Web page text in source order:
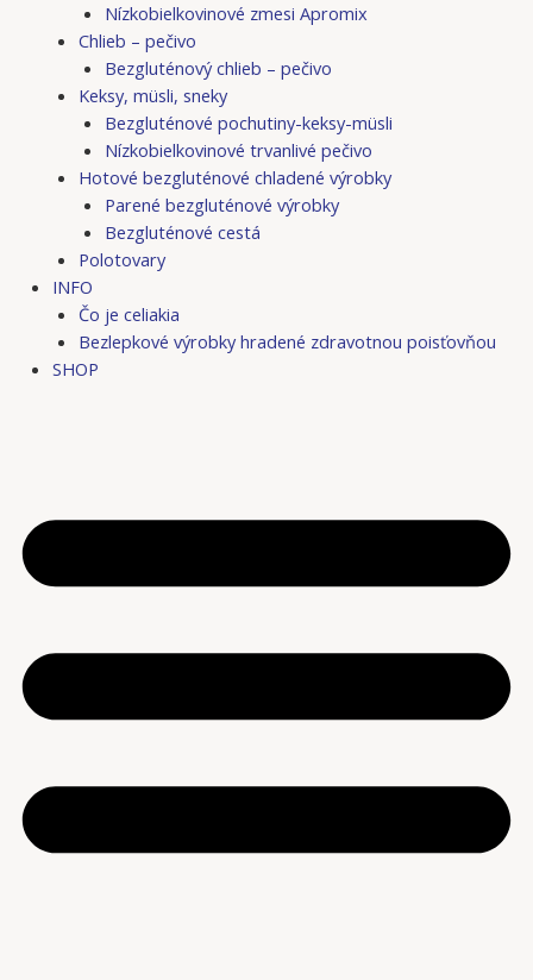
Nízkobielkovinové zmesi Apromix
Chlieb – pečivo
Bezgluténový chlieb – pečivo
Keksy, müsli, sneky
Bezgluténové pochutiny-keksy-müsli
Nízkobielkovinové trvanlivé pečivo
Hotové bezgluténové chladené výrobky
Parené bezgluténové výrobky
Bezgluténové cestá
Polotovary
INFO
Čo je celiakia
Bezlepkové výrobky hradené zdravotnou poisťovňou
SHOP